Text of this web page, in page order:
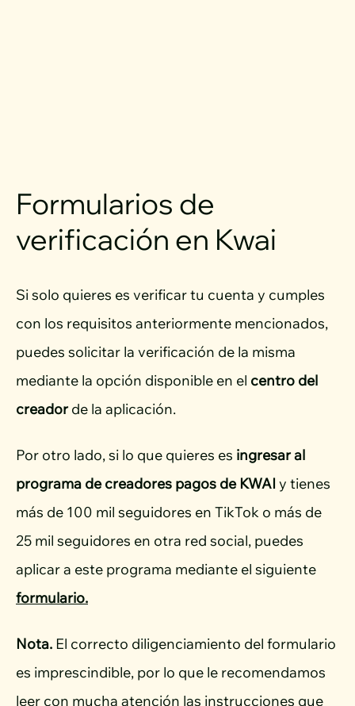
Formularios de
verificación en Kwai
Si solo quieres es verificar tu cuenta y cumples
con los requisitos anteriormente mencionados,
puedes solicitar la verificación de la misma
mediante la opción disponible en el centro del
creadorde la aplicación.
Por otro lado, si lo que quieres es ingresar al
programa de creadores pagos de KWAIy tienes
más de 100 mil seguidores en TikTok o más de
25 mil seguidores en otra red social, puedes
aplicar a este programa mediante el siguiente
formulario.
Nota. El correcto diligenciamiento del formulario
es imprescindible, por lo que le recomendamos
leer con mucha atención las instrucciones que